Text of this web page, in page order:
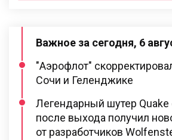
Важное за сегодня, 6
"Аэрофлот"
Сочи и Геленджике
Легендарный шутер Quake
после выхода получил
от разработчиков